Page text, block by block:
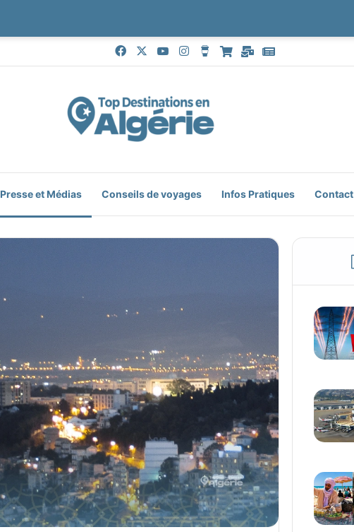
FacebookYouTubeInstagramBuy Me a Coffee
Boutique
MailGoogle News
Presse et Médias Conseils de voyages Infos Pratiques Contact